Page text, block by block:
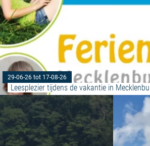
29-06-26 tot 17-08-26
Leesplezier tijdens de vakantie in
Meer